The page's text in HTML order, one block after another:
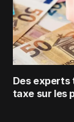
Des experts
taxe sur les